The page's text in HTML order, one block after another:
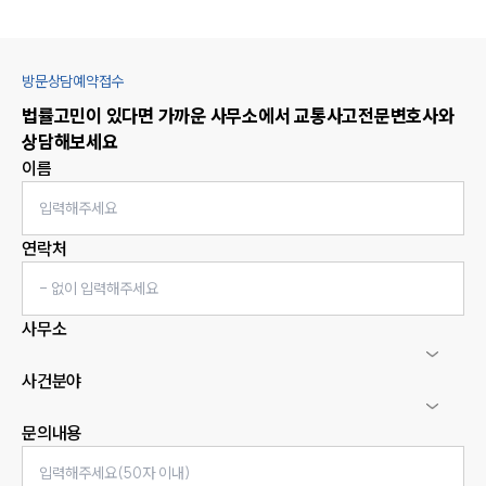
방문상담예약접수
법률고민이 있다면 가까운 사무소에서교통사고전문변호사와
상담해보세요
이름
연락처
사무소
사건분야
문의내용